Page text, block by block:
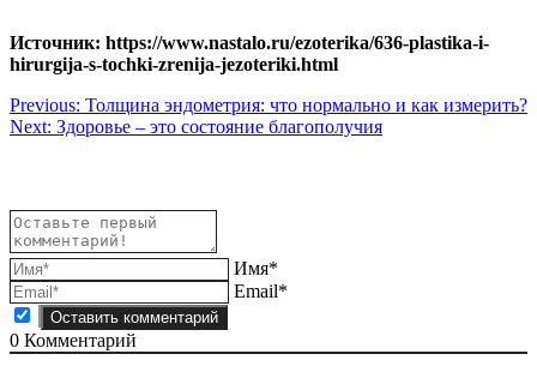
Источник: https://www.nastalo.ru/ezoterika/636-plastika-i-
hirurgija-s-tochki-zrenija-jezoteriki.html
Навигация
по
Previous: Толщина эндометрия: что нормально и как измерить?
Next: Здоровье – это состояние благополучия
Имя*
Email*
0 Комментарий